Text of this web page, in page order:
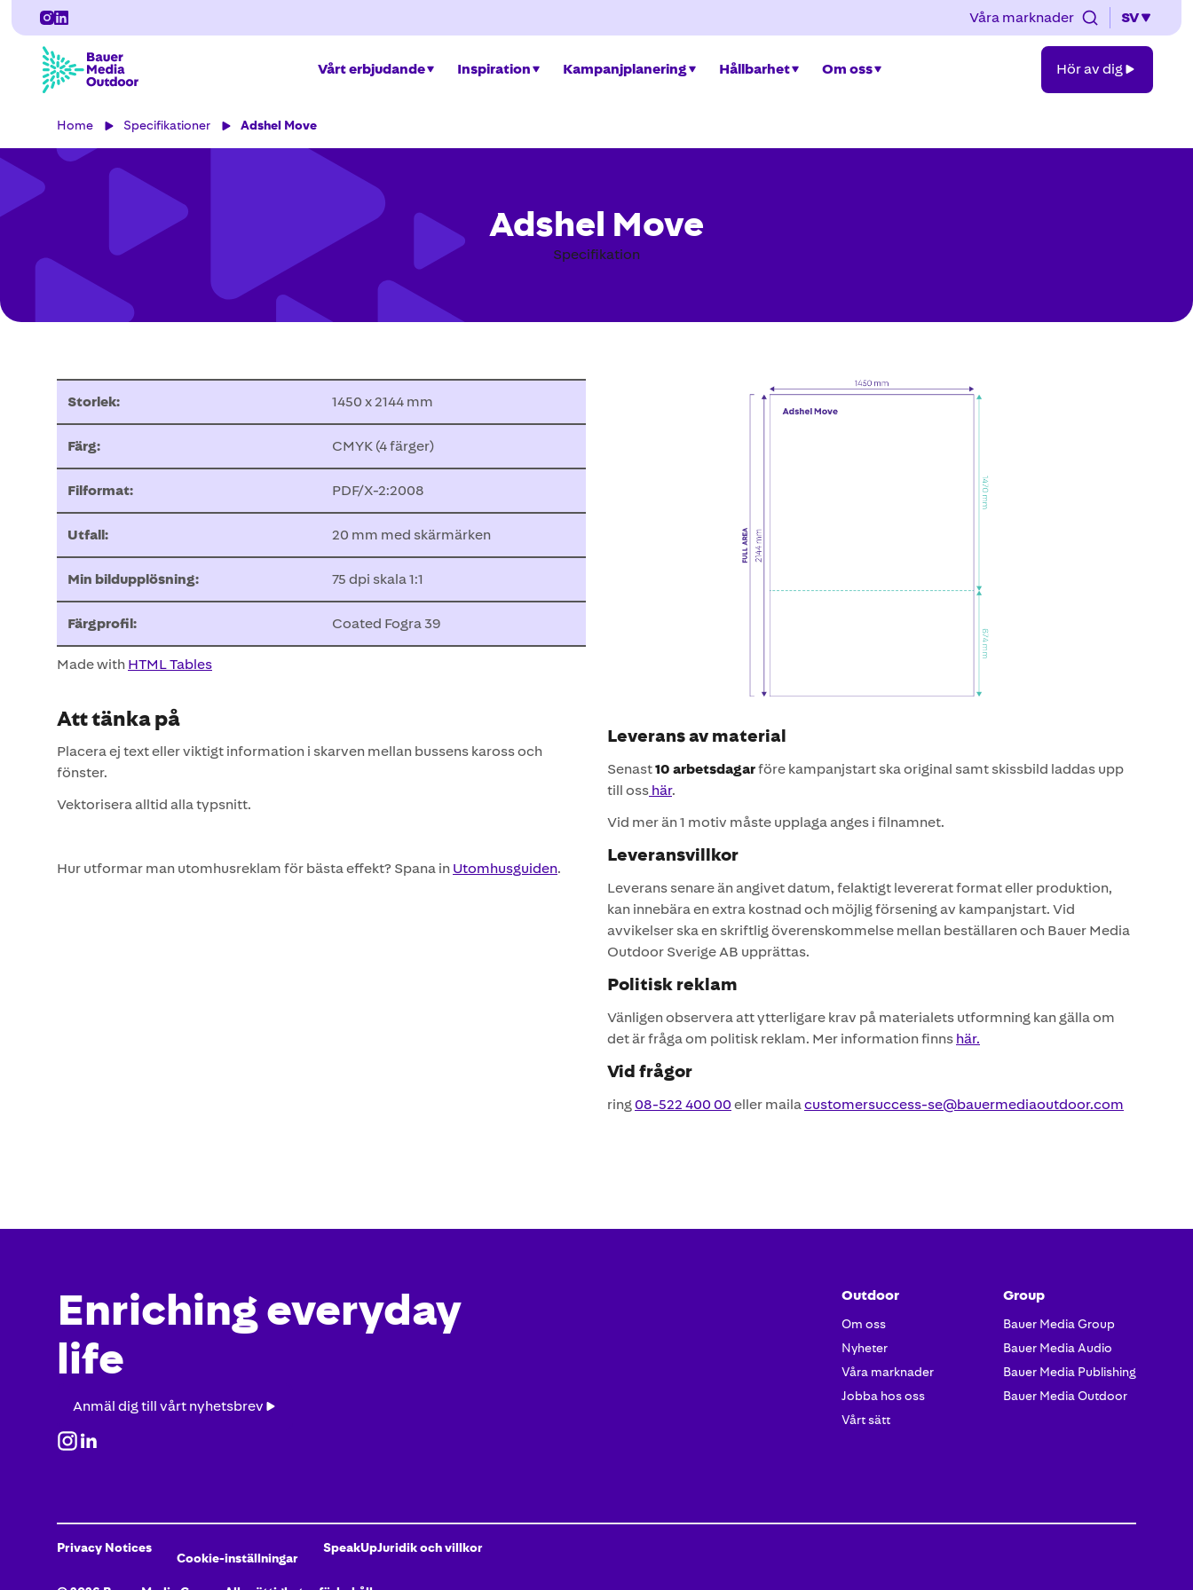
Våra marknader SV
Vårt erbjudande Inspiration Kampanjplanering Hållbarhet Om oss
av
Hör av dig
Home Specifikationer Adshel Move
Adshel Move
Specifikation
Storlek: 1450 x 2144 mm
Färg: CMYK (4 färger)
Filformat: PDF/X-2:2008
Utfall: 20 mm med skärmärken
Min bildupplösning: 75 dpi skala 1:1
Färgprofil: Coated Fogra 39
Made with HTML Tables
Att tänka på
Placera ej text eller viktigt information i skarven mellan bussens kaross och
fönster.
Vektorisera alltid alla typsnitt.
Hur utformar man utomhusreklam för bästa effekt? Spana in Utomhusguiden.
Leverans av material
Senast10 arbetsdagarföre kampanjstart ska original samt skissbild laddas upp
till oss här.
Vid mer än 1 motiv måste upplaga anges i filnamnet.
Leveransvillkor
Leverans senare än angivet datum, felaktigt levererat format eller produktion,
kan innebära en extra kostnad och möjlig försening av kampanjstart. Vid
avvikelser ska en skriftlig överenskommelse mellan beställaren och Bauer Media
Outdoor Sverige AB upprättas.
Politisk reklam
Vänligen observera att ytterligare krav på materialets utformning kan gälla om
det är fråga om politisk reklam. Mer information finns här.
Vid frågor
ring 08-522 400 00 eller maila customersuccess-se@bauermediaoutdoor.com
Enriching everyday
life
dig
till
Anmäl dig till vårt nyhetsbrev
Outdoor
Om oss
Nyheter
Våra marknader
Jobba hos oss
Vårt sätt
Group
Bauer Media Group
Bauer Media Audio
Bauer Media Publishing
Bauer Media Outdoor
Privacy Notices
Cookie-inställningar
SpeakUpJuridik och villkor